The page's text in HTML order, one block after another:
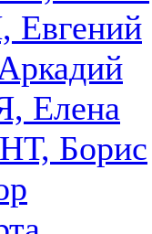
Елена
Борис